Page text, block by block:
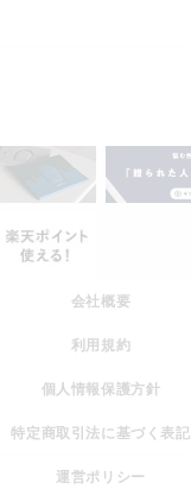
会社概要
利用規約
個人情報保護方針
特定商取引法に基づく表記
運営ポリシー